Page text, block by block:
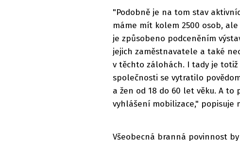
"Podobně je na tom stav
máme mít kolem 2500 osob,
je způsobeno podceněním
jejich zaměstnavatele a také
v těchto zálohách. I tady je
společnosti se vytratilo
a žen od 18 do 60 let věku. A
vyhlášení mobilizace," popisuje
Všeobecná branná povinnost